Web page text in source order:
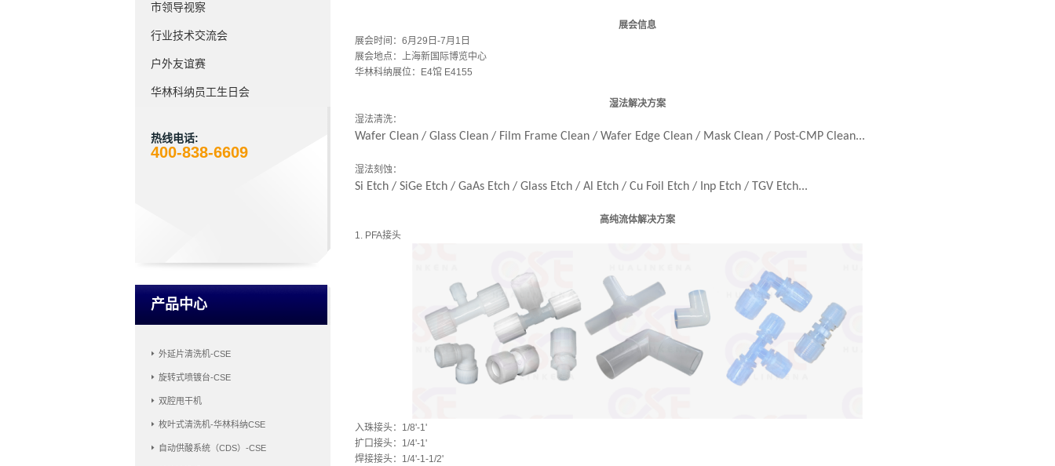
市领导视察
行业技术交流会
户外友谊赛
华林科纳员工生日会
热线电话:
400-838-6609
产品中心
外延片清洗机-CSE
旋转式喷镀台-CSE
双腔甩干机
枚叶式清洗机-华林科纳CSE
自动供酸系统（CDS）-CSE
展会信息
展会时间：6月29日-7月1日
展会地点：上海新国际博览中心
华林科纳展位：E4馆 E4155
湿法解决方案
湿法清洗：
Wafer Clean / Glass Clean / Film Frame Clean / Wafer Edge Clean / Mask Clean / Post-CMP Clean...
湿法刻蚀：
Si Etch / SiGe Etch / GaAs Etch / Glass Etch / Al Etch / Cu Foil Etch / Inp Etch / TGV Etch...
高纯流体解决方案
1. PFA接头
入珠接头：1/8'-1'
扩口接头：1/4'-1'
焊接接头：1/4'-1-1/2'